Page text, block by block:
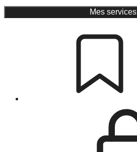
Mes services